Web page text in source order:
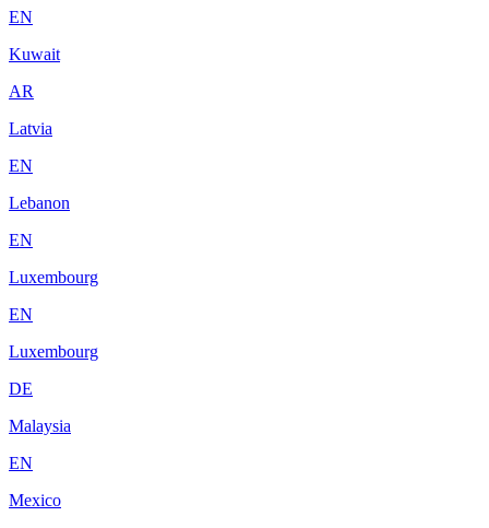
EN
Kuwait
AR
Latvia
EN
Lebanon
EN
Luxembourg
EN
Luxembourg
DE
Malaysia
EN
Mexico